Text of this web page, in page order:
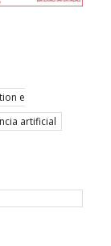
e
artificial